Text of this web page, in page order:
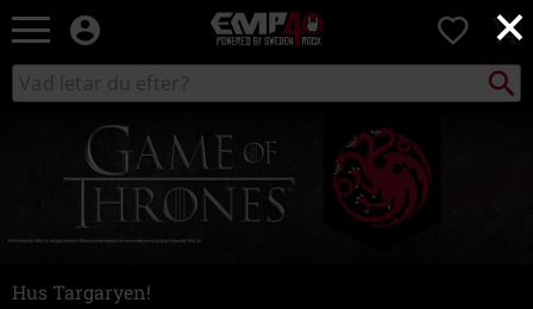
×
EMP
-
Musik,
&
Spelmerch
Alternativt
0
Sök
i
Sök
Hus Targaryen!